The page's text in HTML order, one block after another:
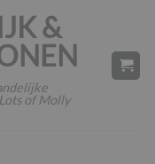
&
of Molly